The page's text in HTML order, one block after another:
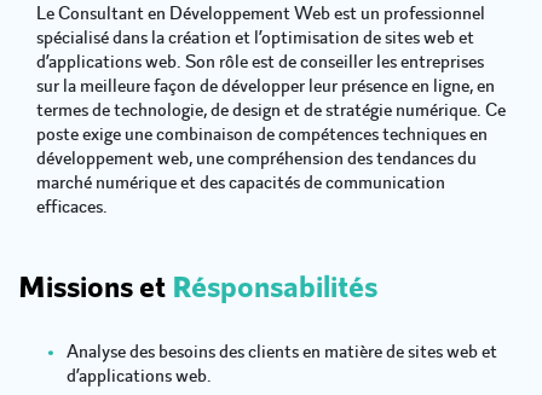
Le Consultant en Développement Web est un professionnel
spécialisé dans la création et l’optimisation de sites web et
d’applications web. Son rôle est de conseiller les entreprises
sur la meilleure façon de développer leur présence en ligne, en
termes de technologie, de design et de stratégie numérique. Ce
poste exige une combinaison de compétences techniques en
développement web, une compréhension des tendances du
marché numérique et des capacités de communication
efficaces.
Missions et Résponsabilités
Analyse des besoins des clients en matière de sites web et
d’applications web.